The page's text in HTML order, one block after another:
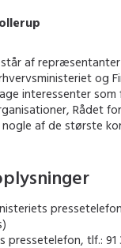
af
og
interessenter som
Rådet
nogle af de største
pressetelefon, tlf.: